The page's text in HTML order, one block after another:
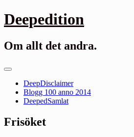
Gå
till
Deepedition
Om allt det andra.
Primär
DeepDisclaimer
Blogg 100 anno 2014
DeepedSamlat
Frisöket